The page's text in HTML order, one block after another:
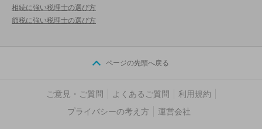
相続に強い税理士の選び方
節税に強い税理士の選び方
ページの先頭へ戻る
ご意見・ご質問 よくあるご質問
利用規約
プライバシーの考え方
運営会社